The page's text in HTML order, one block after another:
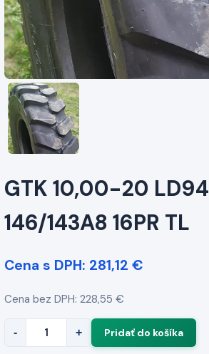
GTK 10,00-20 LD94
146/143A8 16PR TL
Cena s DPH: 281,12 €
Cena bez DPH: 228,55 €
- +